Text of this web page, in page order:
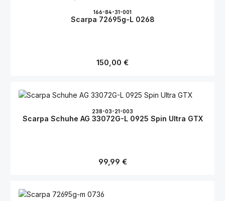
166-84-31-001
Scarpa 72695g-L 0268
Regulärer Preis:
150,00 €
238-03-21-003
Scarpa Schuhe AG 33072G-L 0925 Spin Ultra GTX
Regulärer Preis:
99,99 €